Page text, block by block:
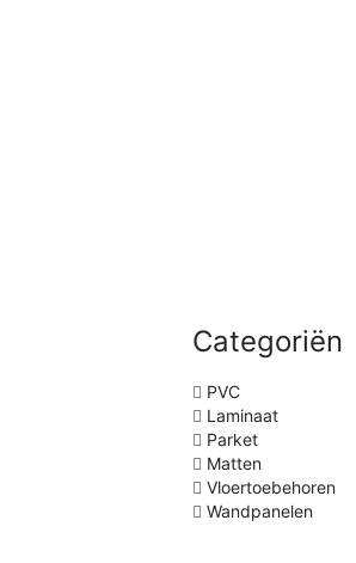
Categoriën
PVC
Laminaat
Parket
Matten
Vloertoebehoren
Wandpanelen